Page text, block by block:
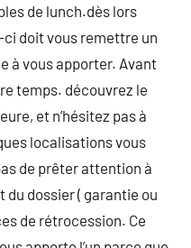
de lunch.dès lors
doit vous remettre un
à vous apporter. Avant
temps. découvrez le
et n’hésitez pas à
localisations vous
de prêter attention à
dossier ( garantie ou
de rétrocession. Ce